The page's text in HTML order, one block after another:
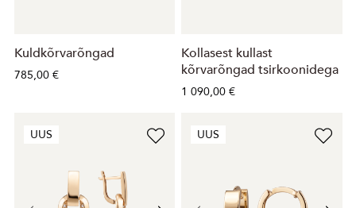
Kuldkõrvarõngad
785,00 €
Kollasest kullast
kõrvarõngad tsirkoonidega
1 090,00 €
UUS UUS